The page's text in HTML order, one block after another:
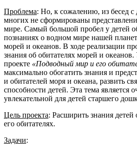
Проблема: Но, к сожалению, из бесед с
многих не сформированы
мире. Самый большой пробел у детей
познаниях о водном мире нашей
морей и океанов. В ходе реализации
знания об обитателях морей и океанов.
проекте «Подводный мир и его
максимально обогатить знания и
и обитателей моря и океана, развить
способности детей. Эта тема является
увлекательной для детей старшего
Цель проекта: Расширить знания
его обитателях.
Задачи: